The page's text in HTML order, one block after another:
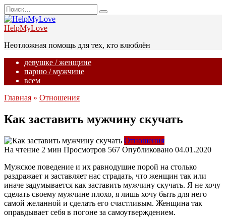
Перейти
к
содержанию
Search
for:
HelpMyLove
Неотложная помощь для тех, кто влюблён
девушке / женщине
парню / мужчине
всем
Главная » Отношения
Как заставить мужчину скучать
Отношения
На чтение 2 мин Просмотров 567 Опубликовано 04.01.2020
Мужское поведение и их равнодушие порой на столько
раздражает и заставляет нас страдать, что женщин так или
иначе задумывается как заставить мужчину скучать. Я не хочу
сделать своему мужчине плохо, я лишь хочу быть для него
самой желанной и сделать его счастливым. Женщина так
оправдывает себя в погоне за самоутверждением.